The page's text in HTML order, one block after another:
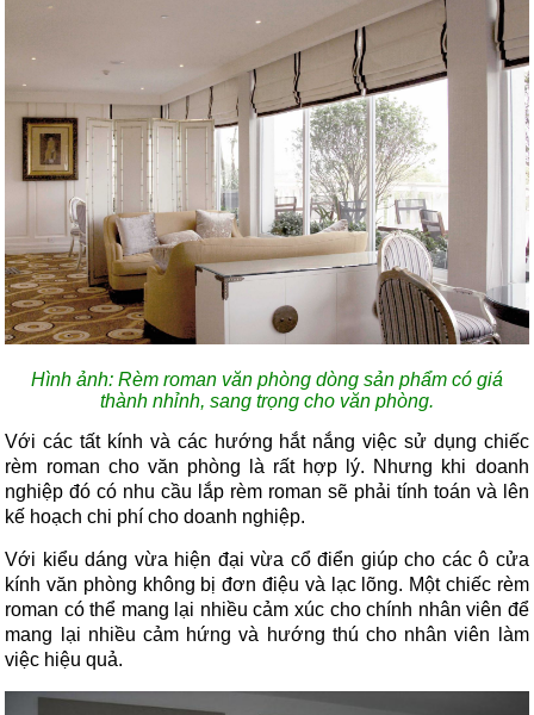
Hình ảnh: Rèm roman văn phòng dòng sản phẩm có giá
thành nhỉnh, sang trọng cho văn phòng.
Với các tất kính và các hướng hắt nắng việc sử dụng chiếc
rèm roman cho văn phòng là rất hợp lý. Nhưng khi doanh
nghiệp đó có nhu cầu lắp rèm roman sẽ phải tính toán và lên
kế hoạch chi phí cho doanh nghiệp.
Với kiểu dáng vừa hiện đại vừa cổ điển giúp cho các ô cửa
kính văn phòng không bị đơn điệu và lạc lõng. Một chiếc rèm
roman có thể mang lại nhiều cảm xúc cho chính nhân viên để
mang lại nhiều cảm hứng và hướng thú cho nhân viên làm
việc hiệu quả.